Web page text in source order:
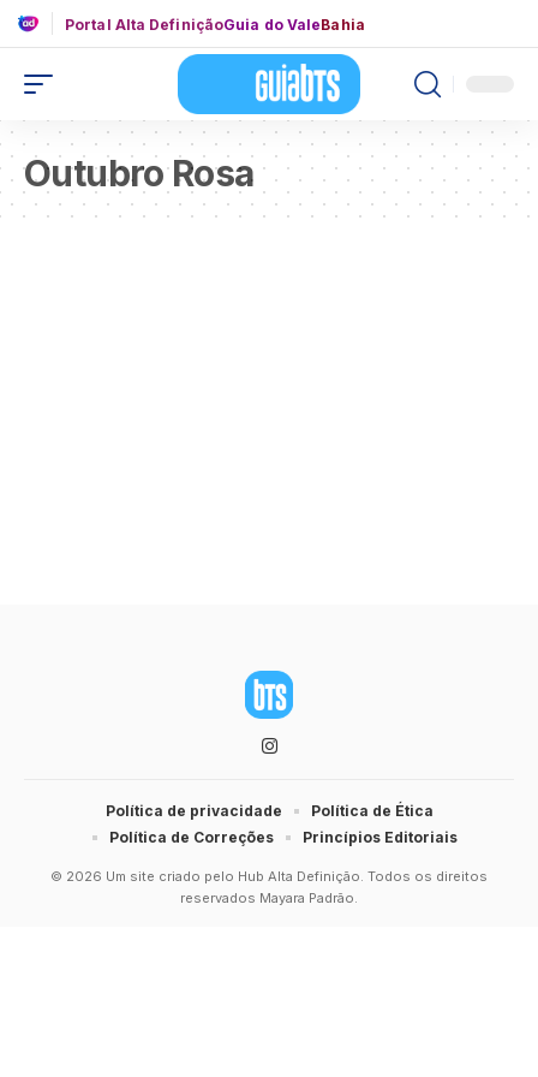
Portal Alta DefiniçãoGuia do ValeBahia
Outubro Rosa
© 2026 Um site criado pelo Hub Alta Definição. Todos os direitos
reservados Mayara Padrão.
Política de privacidade
Política de Ética
Política de Correções
Princípios Editoriais